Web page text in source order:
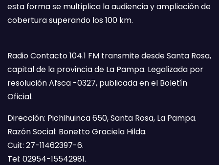
esta forma se multiplica la audiencia y ampliación de
cobertura superando los 100 km.
Radio Contacto 104.1 FM transmite desde Santa Rosa,
capital de la provincia de La Pampa. Legalizada por
resolución Afsca -0327, publicada en el Boletín
Oficial.
Dirección: Pichihuinca 650, Santa Rosa, La Pampa.
Razón Social: Bonetto Graciela Hilda.
Cuit: 27-11462397-6.
Tel: 02954-15542981.